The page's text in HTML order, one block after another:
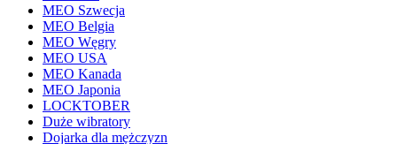
MEO Szwecja
MEO Belgia
MEO Węgry
MEO USA
MEO Kanada
MEO Japonia
LOCKTOBER
Duże wibratory
Dojarka dla mężczyzn